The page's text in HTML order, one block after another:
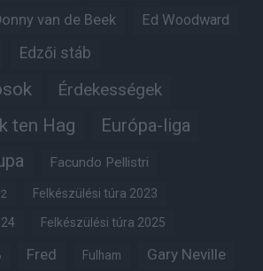
van de Beek Ed Woodward
Edzői stáb
Érdekességek
ten Hag Európa-liga
Facundo Pellistri
Felkészülési túra 2023
Felkészülési túra 2025
Fred Fulham Gary Neville